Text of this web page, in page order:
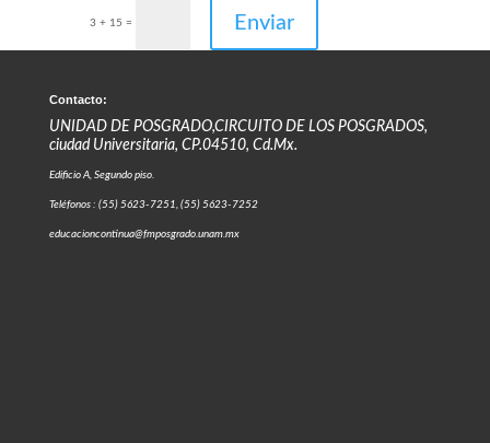
3 + 15 = Enviar
Contacto:
UNIDAD DE POSGRADO,CIRCUITO DE LOS POSGRADOS,
ciudad Universitaria, CP.04510, Cd.Mx.
Edificio A, Segundo piso.
Teléfonos : (55) 5623-7251, (55) 5623-7252
educacioncontinua@fmposgrado.unam.mx